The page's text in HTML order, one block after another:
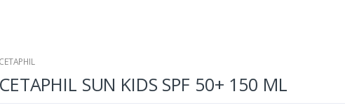
CETAPHIL
CETAPHIL SUN KIDS SPF 50+ 150 ML